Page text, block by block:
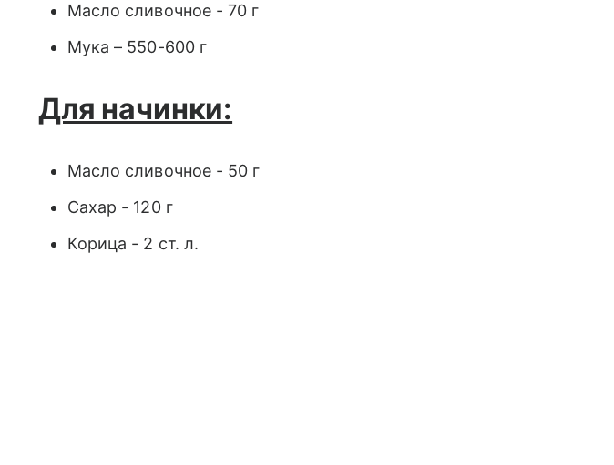
Масло сливочное - 70 г
Мука – 550-600 г
Для начинки:
Масло сливочное - 50 г
Сахар - 120 г
Корица - 2 ст. л.